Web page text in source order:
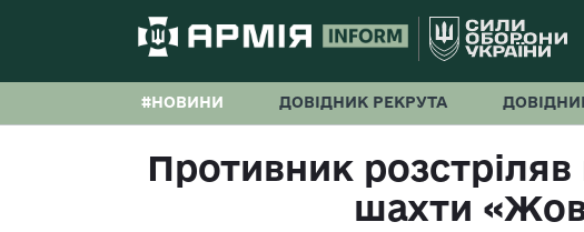
#НОВИНИ ДОВІДНИК РЕКРУТА
Противник
шахти